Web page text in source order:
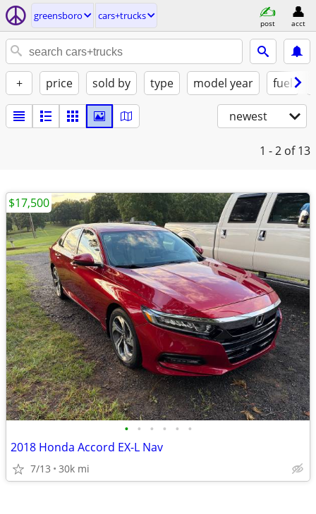
greensboro cars+trucks
post acct
+ price sold by type model year fuel
newest
1 - 2 of 13
• • • • • •
2018 Honda Accord EX-L Nav
7/13 30k mi
$17,500